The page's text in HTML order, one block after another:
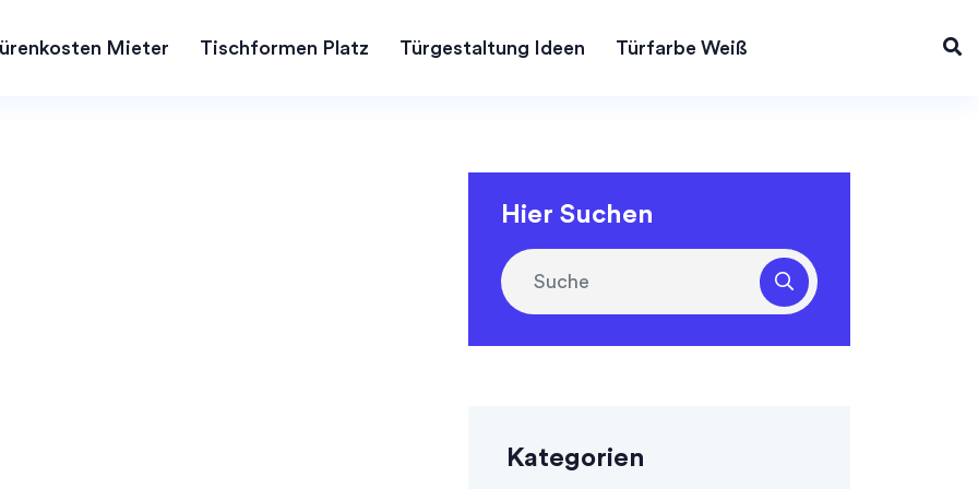
Mieter Tischformen Platz Türgestaltung Ideen Türfarbe Weiß
Hier Suchen
Kategorien